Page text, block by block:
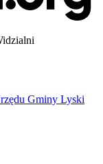
Gminy Lyski